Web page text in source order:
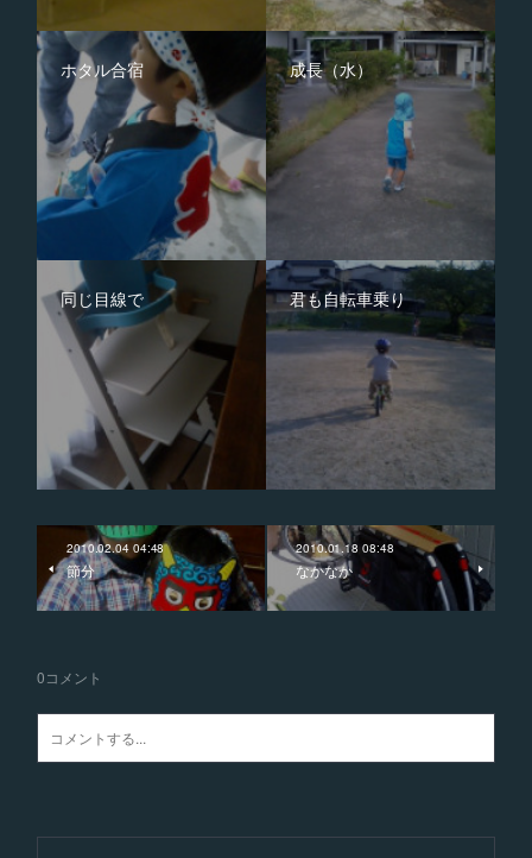
ホタル合宿 成長（水）
同じ目線で 君も自転車乗り
2010.02.04 04:48
節分
2010.01.18 08:48
なかなか
0コメント